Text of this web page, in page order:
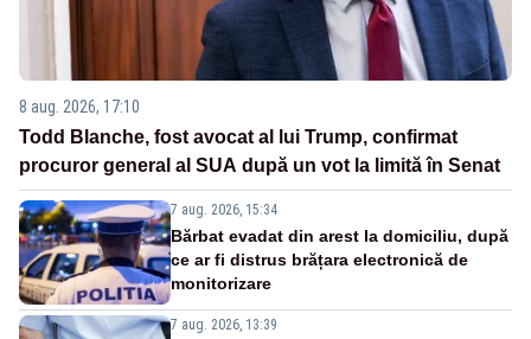
8 aug. 2026, 17:10
Todd Blanche, fost avocat al lui Trump, confirmat
procuror general al SUA după un vot la limită în Senat
7 aug. 2026, 15:34
Bărbat evadat din arest la domiciliu, după
ce ar fi distrus brățara electronică de
monitorizare
7 aug. 2026, 13:39